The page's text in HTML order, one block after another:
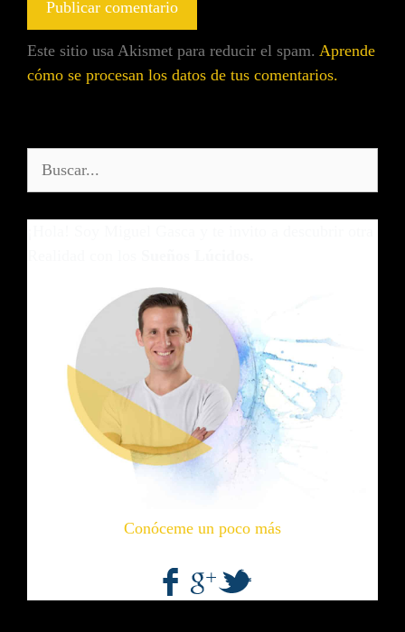
Este sitio usa Akismet para reducir el spam. Aprende
cómo se procesan los datos de tus comentarios.
Conóceme un poco más